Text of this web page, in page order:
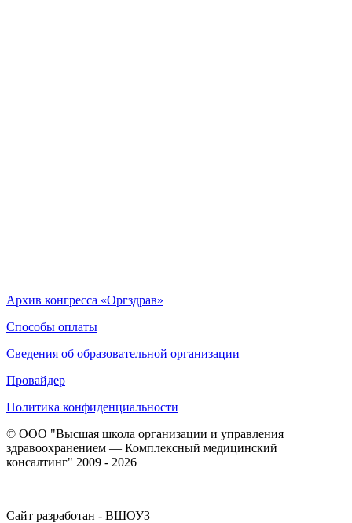
Архив конгресса «Оргздрав»
Способы оплаты
Сведения об образовательной организации
Провайдер
Политика конфиденциальности
© ООО "Высшая школа организации и управления
здравоохранением — Комплексный медицинский
консалтинг" 2009 - 2026
Сайт разработан - ВШОУЗ